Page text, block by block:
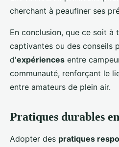
cherchant à peaufiner ses
En conclusion, que ce soit à
captivantes ou des conseils
d'expériences entre
communauté, renforçant le
entre amateurs de plein air.
Pratiques durables
Adopter des pratiques